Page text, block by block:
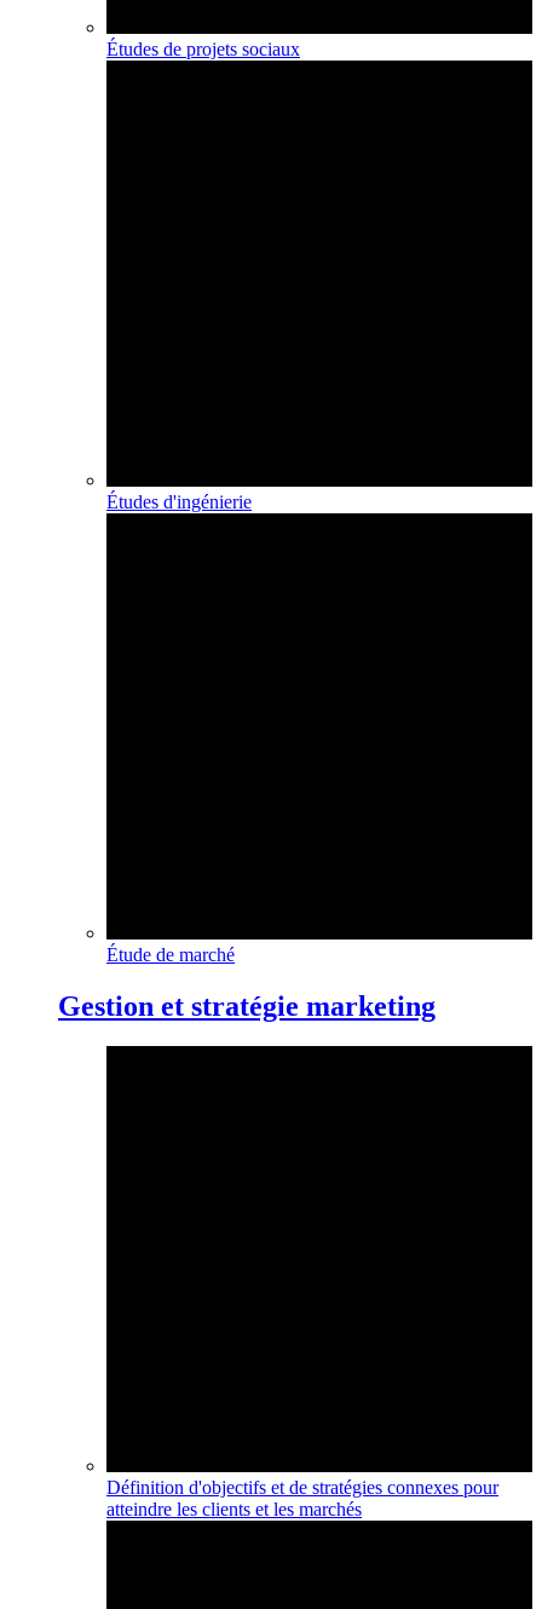
Études de projets sociaux
Études d'ingénierie
Étude de marché
Gestion et stratégie marketing
Définition d'objectifs et de stratégies connexes pour
atteindre les clients et les marchés